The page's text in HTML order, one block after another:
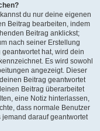
du nur deine eigenen
Beitrag bearbeiten, indem
Beitrag anklickst;
nach seiner Erstellung
hat, wird dein
Es wird sowohl
angezeigt. Dieser
Beitrag geantwortet
Beitrag überarbeitet
eine Notiz hinterlassen,
dass normale Benutzer
darauf geantwortet